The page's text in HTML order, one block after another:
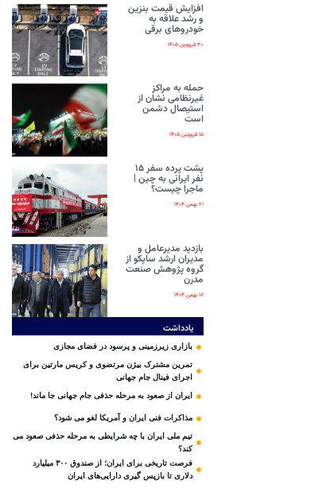
افزایش قیمت بنزین
و رشد علاقه به
خودروهای برقی
۳۰ فروردین ۱۴۰۵
حمله به مراکز
غیرنظامی نشان از
استیصال دشمن
است
۱۵ فروردین ۱۴۰۵
پشت پرده سفر ۱۵
نفر ایرانی‌ به چین |
ماجرا چیست؟
۲۱ بهمن ۱۴۰۴
بازدید مدیرعامل و
مدیران ارشد ساپکو از
گروه پژوهش صنعت
مدرن
۱۸ بهمن ۱۴۰۴
یادداشت
بازاری زیرزمینی و پرسود در فضای مجازی
تمرین مشترک بیژن مرتضوی و کریس مارتین برای
اجرای فینال جام جهانی
ایران از صعود به مرحله حذفی جام جهانی جا ماند!
مذاکرات فنی ایران و آمریکا لغو می شود؟
تیم ملی ایران با چه شرایطی به مرحله حذفی صعود می
کند؟
فرصت تاریخی برای ایران؛ از صندوق ۳۰۰ میلیارد
دلاری تا بازپس گیری دارایی‌های ایران